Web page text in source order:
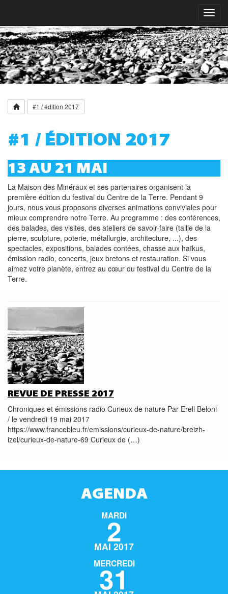
#1 / édition 2017
#1 / ÉDITION 2017
13 AU 21 MAI
La Maison des Minéraux et ses partenaires organisent la
première édition du festival du Centre de la Terre. Pendant 9
jours, nous vous proposons diverses animations conviviales pour
mieux comprendre notre Terre. Au programme : des conférences,
des balades, des visites, des ateliers de savoir-faire (taille de la
pierre, sculpture, poterie, métallurgie, architecture, ...), des
spectacles, expositions, balades contées, chasse aux haïkus,
émission radio, concerts, jeux bretons et restauration. Si vous
aimez votre planète, entrez au cœur du festival du Centre de la
Terre.
REVUE DE PRESSE 2017
Chroniques et émissions radio Curieux de nature Par Erell Beloni
/ le vendredi 19 mai 2017
https://www.francebleu.fr/emissions/curieux-de-nature/breizh-
izel/curieux-de-nature-69 Curieux de (…)
AGENDA
MARDI
2
MAI 2017
MERCREDI
31